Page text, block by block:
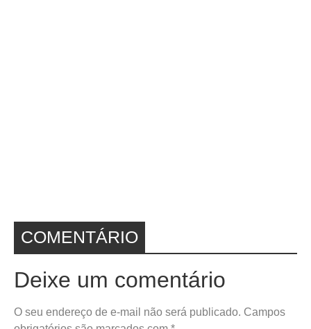
COMENTÁRIO
Deixe um comentário
O seu endereço de e-mail não será publicado. Campos